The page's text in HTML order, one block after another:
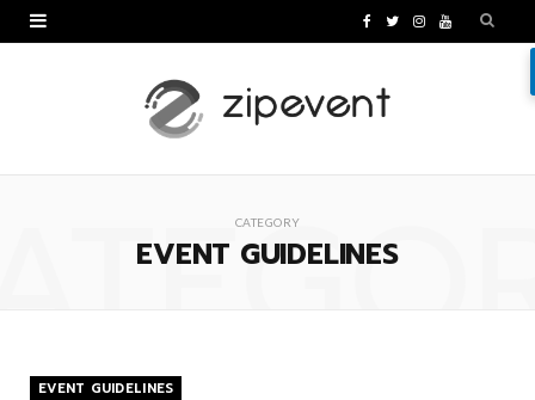
c
T I Y
CATEGORY
EVENT GUIDELINES
EVENT GUIDELINES